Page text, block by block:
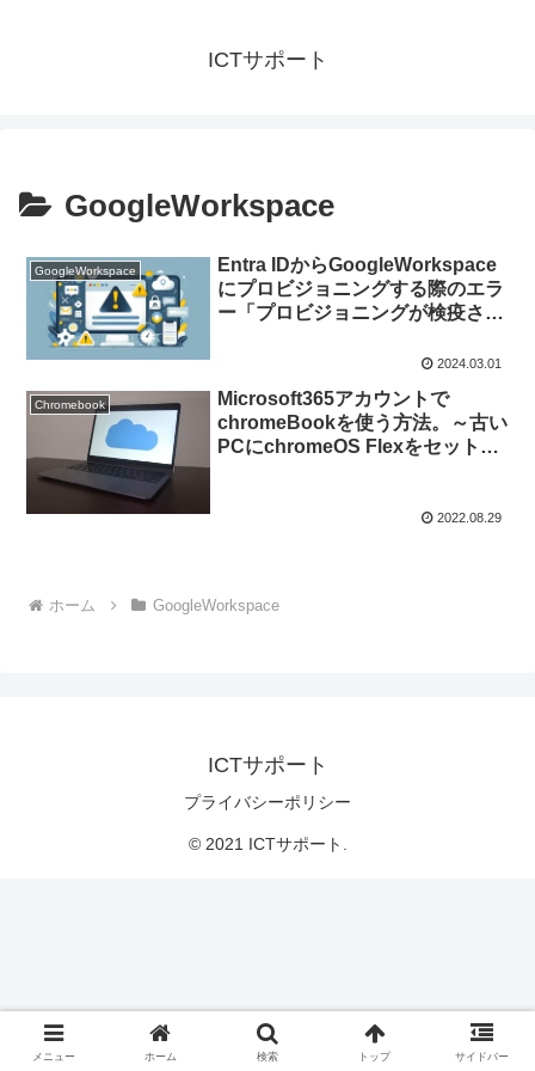
ICTサポート
GoogleWorkspace
GoogleWorkspace
Entra IDからGoogleWorkspace
にプロビジョニングする際のエラ
ー「プロビジョニングが検疫され
2024.03.01
Chromebook
Microsoft365アカウントで
chromeBookを使う方法。～古い
PCにchromeOS Flexをセットア
2022.08.29
ホーム GoogleWorkspace
ICTサポート
プライバシーポリシー
© 2021 ICTサポート.
メニュー ホーム 検索 トップ サイドバー